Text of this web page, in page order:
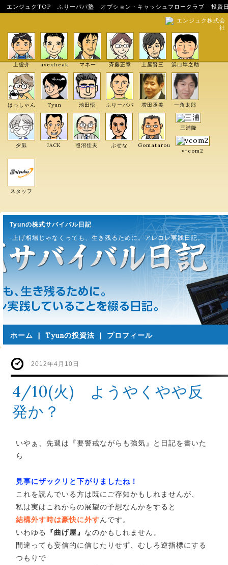
エンジュクTOP ふりーパパ塾 オプション・キャッシュフロークラブ
投資
エンジュク株式会
社
上総介 avexfreak マネー 斉藤正章 土屋賢三 浜口準之助
はっしゃん Tyun 池田悟 ふりーパパ 増田丞美 一角太郎
夕凪 JACK 照沼佳夫 ぶせな Gomatarou
三浦隆
v-com2
スタッフ
Tyunの株式サバイバル日記
-上げ相場じゃなくっても、生き残るために。アレコレ実践日記。
ホーム | Tyunの投資法 | プロフィール
2012年4月10日
4/10(火) ようやくやや反
発か？
いやぁ、先週は『要警戒ながらも強気』と日記を書いた
ら
見事にザックリと下がりましたね！
これを読んでいる方は既にご存知かもしれませんが、
私は実はこれからの展望の予想なんかをすると
結構外す時は豪快に外すんです。
いわゆる
『曲げ屋』 なのかもしれません。
間違っても妄信的に信じたりせず、むしろ逆指標にする
つもりで